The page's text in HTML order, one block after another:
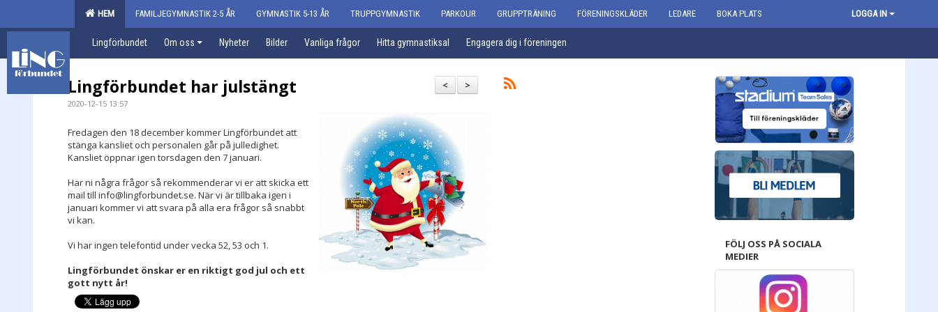
HEM FAMILJEGYMNASTIK 2-5 ÅR GYMNASTIK 5-13 ÅR TRUPPGYMNASTIK PARKOUR GRUPPTRÄNING FÖRENINGSKLÄDER LEDARE BOKA PLATS LOGGA IN
Lingförbundet Om oss Nyheter Bilder Vanliga frågor Hitta gymnastiksal Engagera dig i föreningen
>
<
Lingförbundet har julstängt
2020-12-15 13:57
Fredagen den 18 december kommer Lingförbundet att
stänga kansliet och personalen går på julledighet.
Kansliet öppnar igen torsdagen den 7 januari.
Har ni några frågor så rekommenderar vi er att skicka ett
mail till info@lingforbundet.se. När vi är tillbaka igen i
januari kommer vi att svara på alla era frågor så snabbt
vi kan.
Vi har ingen telefontid under vecka 52, 53 och 1.
Lingförbundet önskar er en riktigt god jul och ett
gott nytt år!
FÖLJ OSS PÅ SOCIALA
MEDIER